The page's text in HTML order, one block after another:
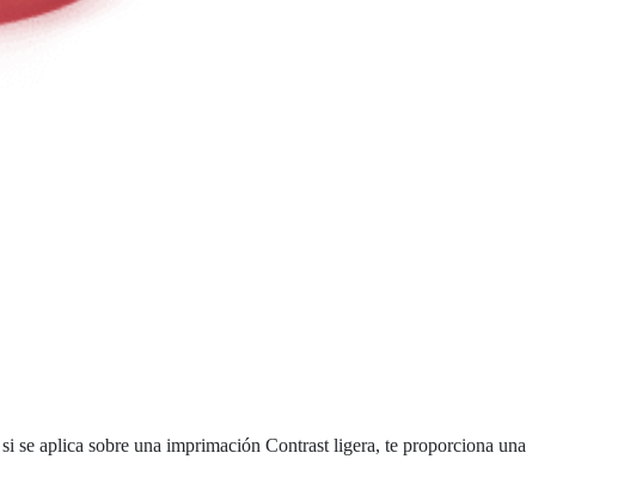
se aplica sobre una imprimación Contrast ligera, te proporciona una